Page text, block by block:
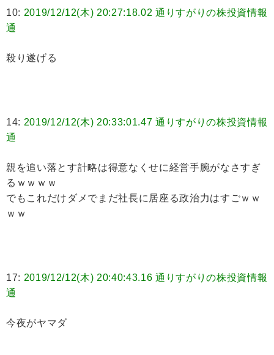
10: 2019/12/12(木) 20:27:18.02 通りすがりの株投資情報
通
殺り遂げる
14: 2019/12/12(木) 20:33:01.47 通りすがりの株投資情報
通
親を追い落とす計略は得意なくせに経営手腕がなさすぎ
るｗｗｗｗ
でもこれだけダメでまだ社長に居座る政治力はすごｗｗ
ｗｗ
17: 2019/12/12(木) 20:40:43.16 通りすがりの株投資情報
通
今夜がヤマダ